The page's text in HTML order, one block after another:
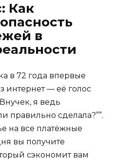
Как
в
в 72 года впервые
интернет — её голос
я ведь
правильно сделала?””.
на все платёжные
вы получите
сэкономит вам